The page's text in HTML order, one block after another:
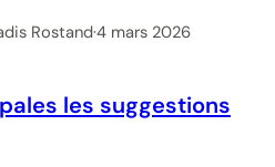
Rostand·4 mars 2026
les suggestions